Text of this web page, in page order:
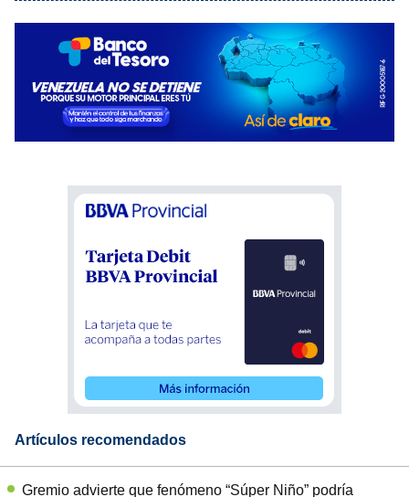
Artículos recomendados
Gremio advierte que fenómeno “Súper Niño” podría